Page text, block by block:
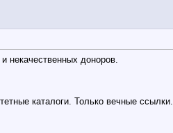
некачественных доноров.
каталоги. Только вечные ссылки.